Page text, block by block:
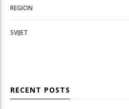
REGION
SVIJET
RECENT POSTS